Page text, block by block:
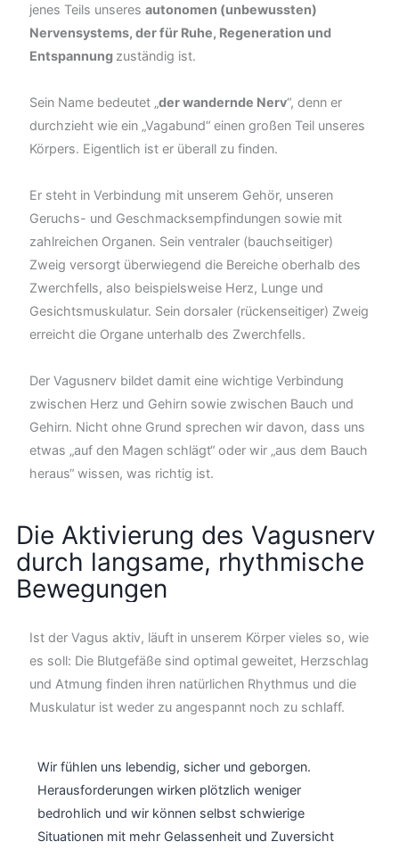
jenes Teils unseresautonomen (unbewussten)
Nervensystems, der für Ruhe, Regeneration und
Entspannung zuständig ist.
Sein Name bedeutet „der wandernde Nerv“, denn er
durchzieht wie ein „Vagabund“ einen großen Teil unseres
Körpers. Eigentlich ist er überall zu finden.
Er steht in Verbindung mit unserem Gehör, unseren
Geruchs- und Geschmacksempfindungen sowie mit
zahlreichen Organen. Sein ventraler (bauchseitiger)
Zweig versorgt überwiegend die Bereiche oberhalb des
Zwerchfells, also beispielsweise Herz, Lunge und
Gesichtsmuskulatur. Sein dorsaler (rückenseitiger) Zweig
erreicht die Organe unterhalb des Zwerchfells.
Der Vagusnerv bildet damit eine wichtige Verbindung
zwischen Herz und Gehirn sowie zwischen Bauch und
Gehirn. Nicht ohne Grund sprechen wir davon, dass uns
etwas „auf den Magen schlägt“ oder wir „aus dem Bauch
heraus“ wissen, was richtig ist.
Die Aktivierung des Vagusnerv
durch langsame, rhythmische
Bewegungen
Ist der Vagus aktiv, läuft in unserem Körper vieles so, wie
es soll: Die Blutgefäße sind optimal geweitet, Herzschlag
und Atmung finden ihren natürlichen Rhythmus und die
Muskulatur ist weder zu angespannt noch zu schlaff.
Wir fühlen uns lebendig, sicher und geborgen.
Herausforderungen wirken plötzlich weniger
bedrohlich und wir können selbst schwierige
Situationen mit mehr Gelassenheit und Zuversicht